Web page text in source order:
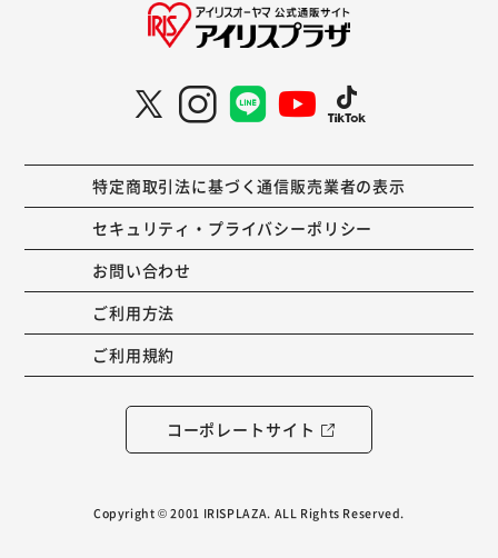
商品詳細 ≫
¥26,800
サイズ:3m×7m
【U字釘 42本付】
カートに追加
サイズ:3m×8m
商品詳細 ≫
特定商取引法に基づく通信販売業者の表示
セキュリティ・プライバシーポリシー
お問い合わせ
ご利用方法
ご利用規約
コーポレートサイト
Copyright © 2001 IRISPLAZA. ALL Rights Reserved.